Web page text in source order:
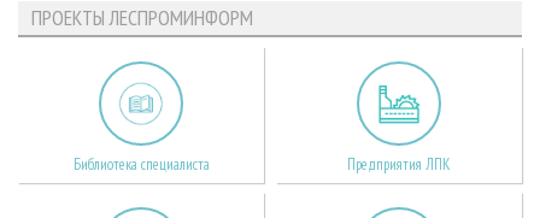
ПРОЕКТЫ ЛЕСПРОМИНФОРМ
Библиотека специалиста Предприятия ЛПК